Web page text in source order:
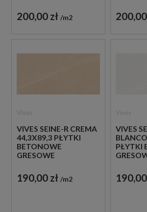
200,00 zł m2
VIVES SEINE-R CREMA
44,3X89,3 PŁYTKI
BETONOWE
GRESOWE
190,00 zł m2
VIVES
PŁYTKI